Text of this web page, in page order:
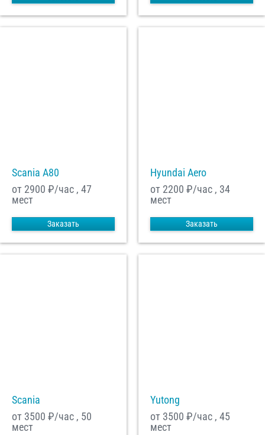
Scania A80
от 2900 ₽/час , 47
мест
Заказать
Hyundai Aero
от 2200 ₽/час , 34
мест
Заказать
Scania
от 3500 ₽/час , 50
мест
Yutong
от 3500 ₽/час , 45
мест